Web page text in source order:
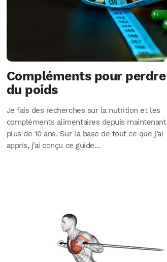
Compléments pour perdre
du poids
Je fais des recherches sur la nutrition et les
compléments alimentaires depuis maintenant
plus de 10 ans. Sur la base de tout ce que j’ai
appris, j’ai conçu ce guide…